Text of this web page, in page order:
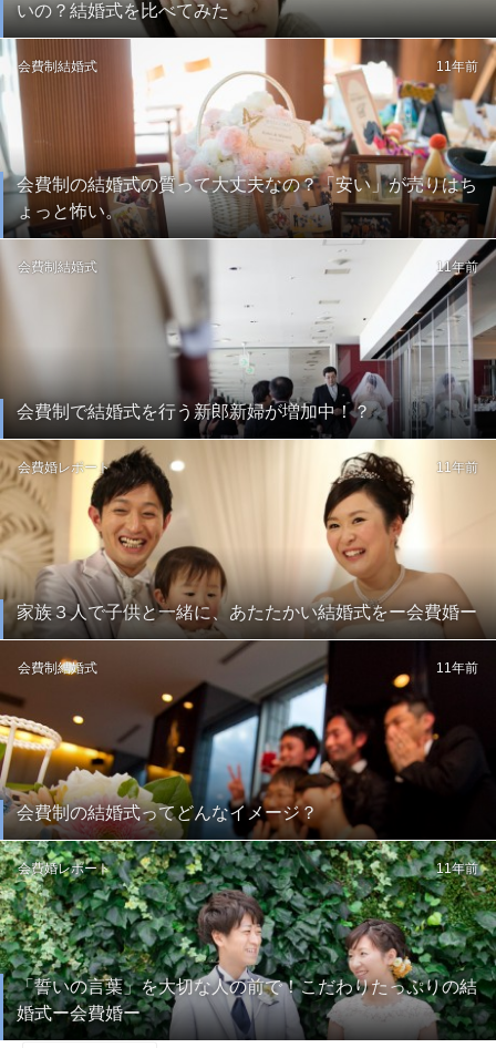
いの？結婚式を比べてみた
会費制の結婚式の質って大丈夫なの？「安い」が売りはち
ょっと怖い。
会費制結婚式 11年前
会費制で結婚式を行う新郎新婦が増加中！？
会費制結婚式 11年前
家族３人で子供と一緒に、あたたかい結婚式をー会費婚ー
会費婚レポート 11年前
会費制の結婚式ってどんなイメージ？
会費制結婚式 11年前
「誓いの言葉」を大切な人の前で！こだわりたっぷりの結
婚式ー会費婚ー
会費婚レポート 11年前